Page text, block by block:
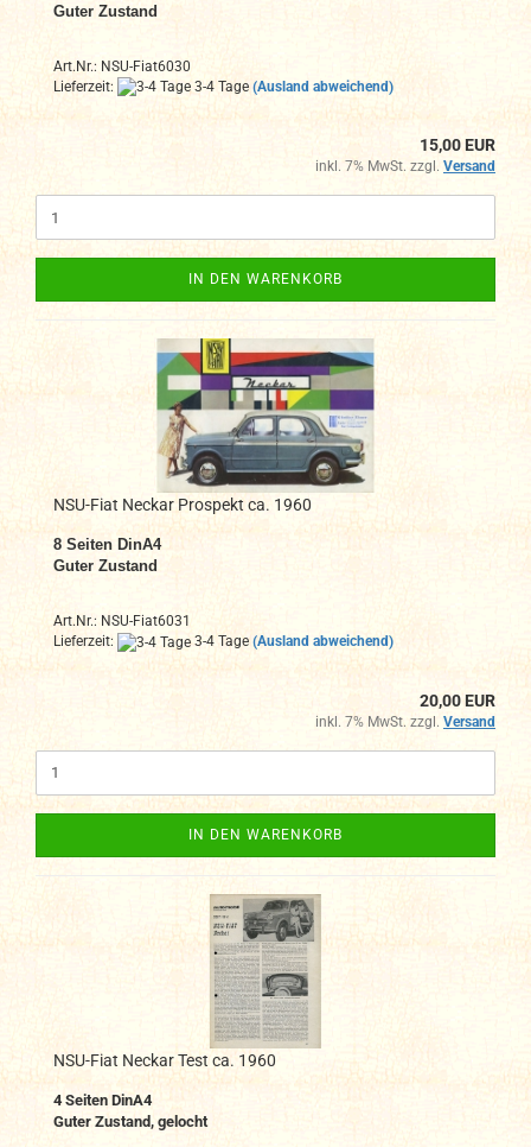
Guter Zustand
Art.Nr.: NSU-Fiat6030
Lieferzeit:
3-4 Tage (Ausland abweichend)
15,00 EUR
inkl. 7% MwSt. zzgl. Versand
IN DEN WARENKORB
NSU-Fiat Neckar Prospekt ca. 1960
8 Seiten DinA4
Guter Zustand
Art.Nr.: NSU-Fiat6031
Lieferzeit:
3-4 Tage (Ausland abweichend)
20,00 EUR
inkl. 7% MwSt. zzgl. Versand
IN DEN WARENKORB
NSU-Fiat Neckar Test ca. 1960
4 Seiten DinA4
Guter Zustand, gelocht